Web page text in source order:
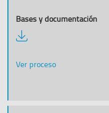
Descargar
documentación
Ver proceso